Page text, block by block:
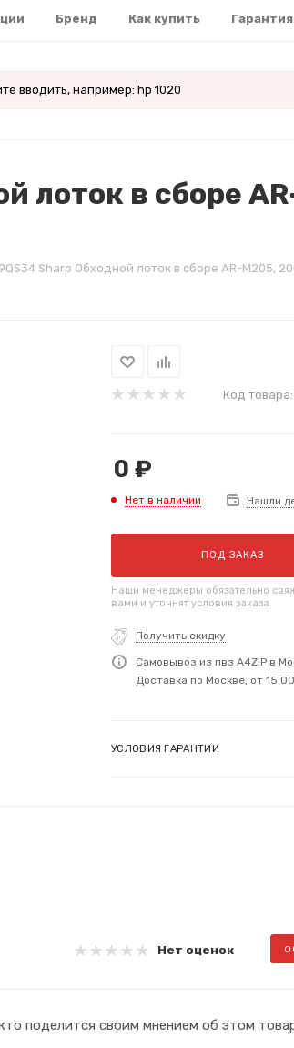
Бренд Как купить
лоток в сборе
Sharp Обходной лоток в сборе AR-M205,
Код товара:
0 ₽
Нет в наличии Нашли
ПОД ЗАКАЗ
Наши менеджеры обязательно
вами и уточнят условия заказа
Получить скидку
Самовывоз из пвз A4ZIP в
Доставка по Москве, от 15
УСЛОВИЯ ГАРАНТИИ
Нет оценок
поделится своим мнением об этом